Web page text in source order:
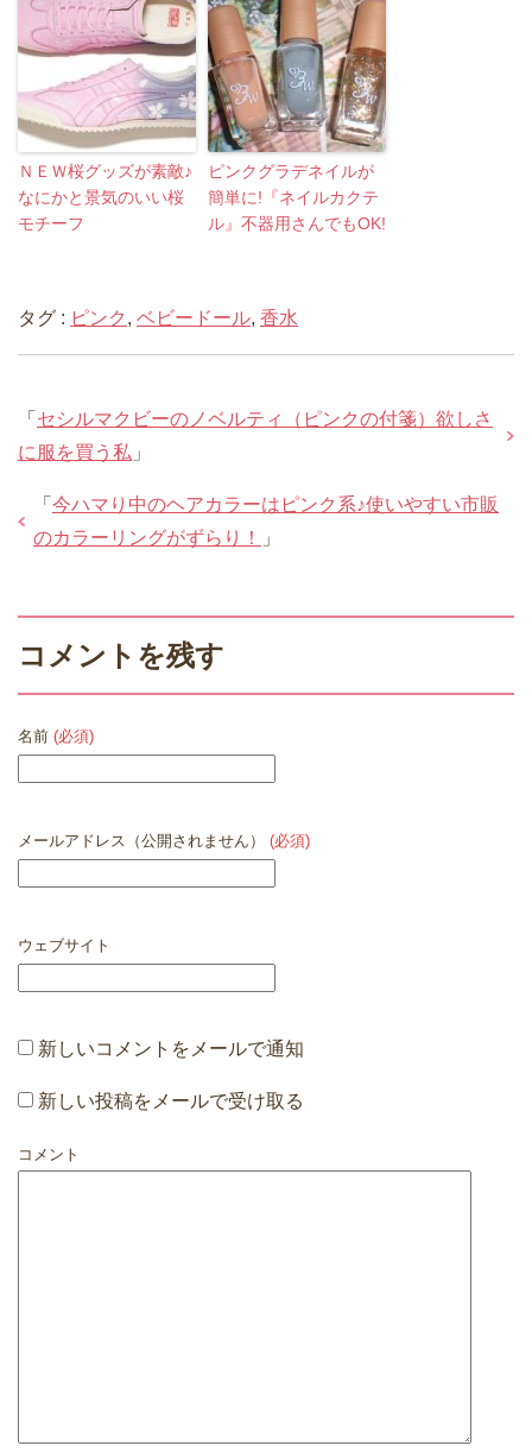
ＮＥＷ桜グッズが素敵♪
なにかと景気のいい桜
モチーフ
ピンクグラデネイルが
簡単に!『ネイルカクテ
ル』不器用さんでもOK!
タグ : ピンク , ベビードール, 香水
「 セシルマクビーのノベルティ（ピンクの付箋）欲しさ
に服を買う私 」
「 今ハマり中のヘアカラーはピンク系♪使いやすい市販
のカラーリングがずらり！
」
コメントを残す
名前 (必須)
メールアドレス（公開されません） (必須)
ウェブサイト
新しいコメントをメールで通知
新しい投稿をメールで受け取る
コメント